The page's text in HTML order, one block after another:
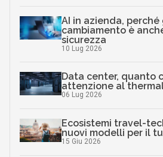
AI in azienda,
cambiamento è
sicurezza
10 Lug 2026
Data center, quanto
attenzione al
06 Lug 2026
Ecosistemi travel-
nuovi modelli per il
15 Giu 2026